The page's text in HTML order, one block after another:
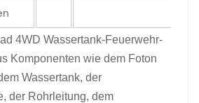
4WD Wassertank-Feuerwehr-
Komponenten wie dem Foton
Wassertank, der
der Rohrleitung, dem